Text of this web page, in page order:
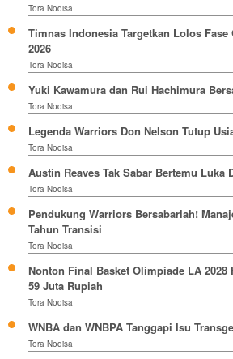
Tora Nodisa
Timnas Indonesia Targetkan Lolos
2026
Tora Nodisa
Yuki Kawamura dan Rui Hachimura
Tora Nodisa
Legenda Warriors Don Nelson Tutup
Tora Nodisa
Austin Reaves Tak Sabar Bertemu Luka
Tora Nodisa
Pendukung Warriors Bersabarlah!
Tahun Transisi
Tora Nodisa
Nonton Final Basket Olimpiade LA 2028
59 Juta Rupiah
Tora Nodisa
WNBA dan WNBPA Tanggapi Isu
Tora Nodisa